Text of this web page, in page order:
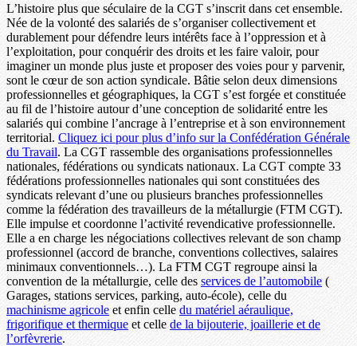
L’histoire plus que séculaire de la CGT s’inscrit dans cet ensemble.
Née de la volonté des salariés de s’organiser collectivement et
durablement pour défendre leurs intérêts face à l’oppression et à
l’exploitation, pour conquérir des droits et les faire valoir, pour
imaginer un monde plus juste et proposer des voies pour y parvenir,
sont le cœur de son action syndicale. Bâtie selon deux dimensions
professionnelles et géographiques, la CGT s’est forgée et constituée
au fil de l’histoire autour d’une conception de solidarité entre les
salariés qui combine l’ancrage à l’entreprise et à son environnement
territorial. Cliquez ici pour plus d’info sur la Confédération Générale
du Travail. La CGT rassemble des organisations professionnelles
nationales, fédérations ou syndicats nationaux. La CGT compte 33
fédérations professionnelles nationales qui sont constituées des
syndicats relevant d’une ou plusieurs branches professionnelles
comme la fédération des travailleurs de la métallurgie (FTM CGT).
Elle impulse et coordonne l’activité revendicative professionnelle.
Elle a en charge les négociations collectives relevant de son champ
professionnel (accord de branche, conventions collectives, salaires
minimaux conventionnels…). La FTM CGT regroupe ainsi la
convention de la métallurgie, celle des services de l’automobile (
Garages, stations services, parking, auto-école), celle du
machinisme agricole et enfin celle du matériel aéraulique,
frigorifique et thermique et celle de la bijouterie, joaillerie et de
l’orfèvrerie.